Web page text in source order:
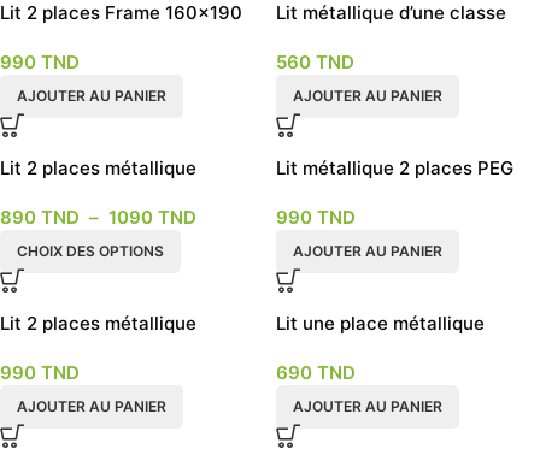
Lit 2 places Frame 160×190
990 TND
AJOUTER AU PANIER
Lit métallique d’une classe
560 TND
AJOUTER AU PANIER
Lit 2 places métallique
890 TND – 1090 TND
CHOIX DES OPTIONS
Lit métallique 2 places PEG
990 TND
AJOUTER AU PANIER
Lit 2 places métallique
990 TND
AJOUTER AU PANIER
Lit une place métallique
690 TND
AJOUTER AU PANIER